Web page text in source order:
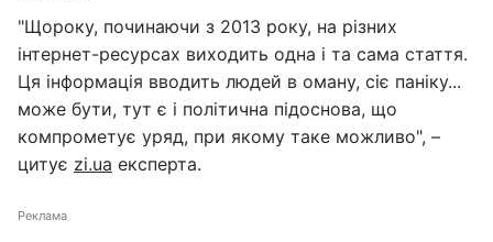
"Щороку, починаючи з 2013 року, на різних
інтернет-ресурсах виходить одна і та сама стаття.
Ця інформація вводить людей в оману, сіє паніку...
може бути, тут є і політична підоснова, що
компрометує уряд, при якому таке можливо", –
цитує zi.ua експерта.
Реклама